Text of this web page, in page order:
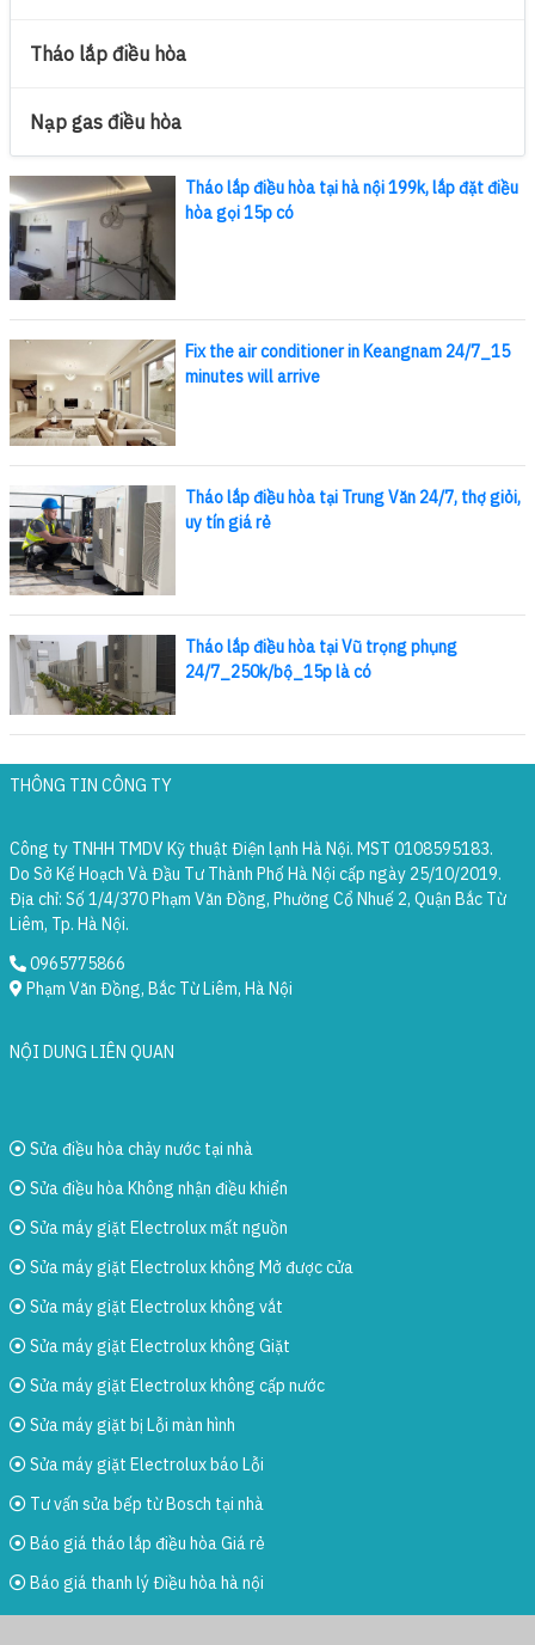
Tháo lắp điều hòa
Nạp gas điều hòa
Tháo lắp điều hòa tại hà nội 199k, lắp đặt điều
hòa gọi 15p có
Fix the air conditioner in Keangnam 24/7_15
minutes will arrive
Tháo lắp điều hòa tại Trung Văn 24/7, thợ giỏi,
uy tín giá rẻ
Tháo lắp điều hòa tại Vũ trọng phụng
24/7_250k/bộ_15p là có
THÔNG TIN CÔNG TY
Công ty TNHH TMDV Kỹ thuật Điện lạnh Hà Nội. MST 0108595183.
Do Sở Kế Hoạch Và Đầu Tư Thành Phố Hà Nội cấp ngày 25/10/2019.
Địa chỉ: Số 1/4/370 Phạm Văn Đồng, Phường Cổ Nhuế 2, Quận Bắc Từ
Liêm, Tp. Hà Nội.
0965775866
Phạm Văn Đồng, Bắc Từ Liêm, Hà Nội
NỘI DUNG LIÊN QUAN
Sửa điều hòa chảy nước tại nhà
Sửa điều hòa Không nhận điều khiển
Sửa máy giặt Electrolux mất nguồn
Sửa máy giặt Electrolux không Mở được cửa
Sửa máy giặt Electrolux không vắt
Sửa máy giặt Electrolux không Giặt
Sửa máy giặt Electrolux không cấp nước
Sửa máy giặt bị Lỗi màn hình
Sửa máy giặt Electrolux báo Lỗi
Tư vấn sửa bếp từ Bosch tại nhà
Báo giá tháo lắp điều hòa Giá rẻ
Báo giá thanh lý Điều hòa hà nội